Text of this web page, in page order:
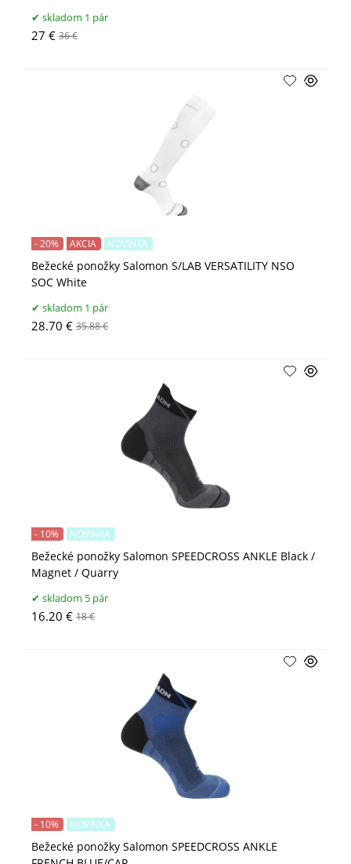
skladom 1 pár
27 € 36 €
Bežecké ponožky Salomon S/LAB VERSATILITY NSO
SOC White
- 20% AKCIA NOVINKA
skladom 1 pár
28.70 € 35.88 €
Bežecké ponožky Salomon SPEEDCROSS ANKLE Black /
Magnet / Quarry
- 10% NOVINKA
skladom 5 pár
16.20 € 18 €
Bežecké ponožky Salomon SPEEDCROSS ANKLE
- 10% NOVINKA